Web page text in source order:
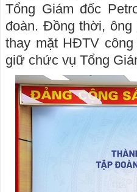
Tổng Giám đốc
đoàn. Đồng thời, ông
thay mặt HĐTV
giữ chức vụ Tổng